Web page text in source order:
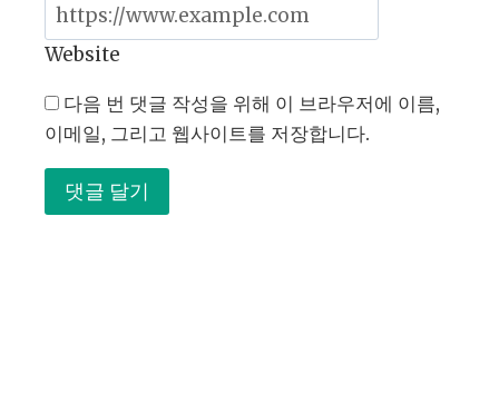
Website
다음 번 댓글 작성을 위해 이 브라우저에 이름,
이메일, 그리고 웹사이트를 저장합니다.